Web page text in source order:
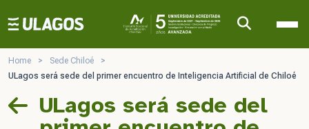
Ulagos Template
Home > Sede Chiloé
>
ULagos será sede del primer encuentro de Inteligencia Artificial de Chiloé
ULagos será sede del